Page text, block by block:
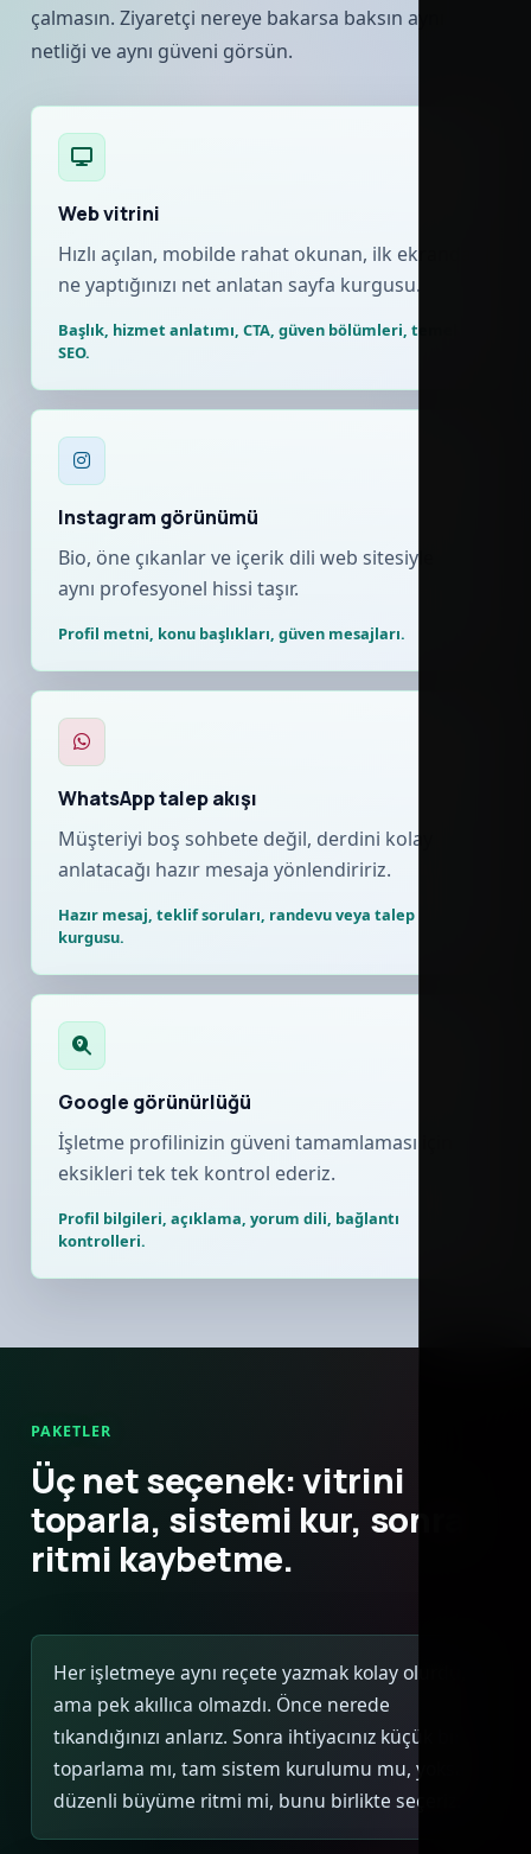
çalmasın. Ziyaretçi nereye bakarsa baksın aynı
netliği ve aynı güveni görsün.
Web vitrini
Hızlı açılan, mobilde rahat okunan, ilk ekranda
ne yaptığınızı net anlatan sayfa kurgusu.
Başlık, hizmet anlatımı, CTA, güven bölümleri, temel
SEO.
Instagram görünümü
Bio, öne çıkanlar ve içerik dili web sitesiyle
aynı profesyonel hissi taşır.
Profil metni, konu başlıkları, güven mesajları.
WhatsApp talep akışı
Müşteriyi boş sohbete değil, derdini kolay
anlatacağı hazır mesaja yönlendiririz.
Hazır mesaj, teklif soruları, randevu veya talep
kurgusu.
Google görünürlüğü
İşletme profilinizin güveni tamamlaması için
eksikleri tek tek kontrol ederiz.
Profil bilgileri, açıklama, yorum dili, bağlantı
kontrolleri.
PAKETLER
Üç net seçenek: vitrini
toparla, sistemi kur, sonra
ritmi kaybetme.
Her işletmeye aynı reçete yazmak kolay olurdu,
ama pek akıllıca olmazdı. Önce nerede
tıkandığınızı anlarız. Sonra ihtiyacınız küçük bir
toparlama mı, tam sistem kurulumu mu, yoksa
düzenli büyüme ritmi mi, bunu birlikte seçeriz.